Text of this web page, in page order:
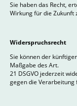
Sie haben das Recht,
Wirkung für die Zukunft
Widerspruchsrecht
Sie können der
Maßgabe des Art.
21 DSGVO jederzeit
gegen die